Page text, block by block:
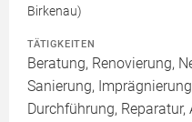
Birkenau)
TÄTIGKEITEN
Beratung, Renovierung,
Sanierung,
Durchführung,